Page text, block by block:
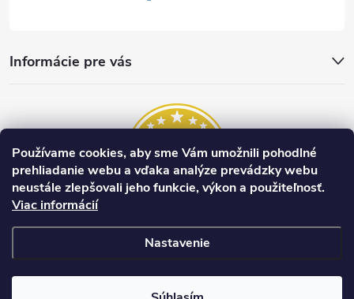
Používame cookies, aby sme Vám umožnili pohodlné
prehliadanie webu a vďaka analýze prevádzky webu
neustále zlepšovali jeho funkcie, výkon a použiteľnosť.
Viac informácií
Nastavenie
Informácie pre vás
nastavenie cookies